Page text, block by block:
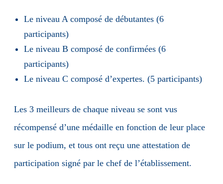
Le niveau A composé de débutantes (6
participants)
Le niveau B composé de confirmées (6
participants)
Le niveau C composé d’expertes. (5 participants)
Les 3 meilleurs de chaque niveau se sont vus
récompensé d’une médaille en fonction de leur place
sur le podium, et tous ont reçu une attestation de
participation signé par le chef de l’établissement.